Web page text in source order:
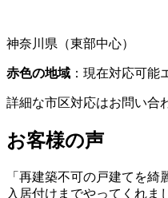
神奈川県（東部中心）
赤色の地域 ：現在対応可能
詳細な市区対応はお問い合
お客様の声
「再建築不可の戸建てを綺
入居付けまでやってくれま